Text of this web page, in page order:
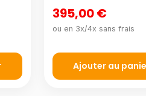
395,00 €
ou en 3x/4x sans frais
Ajouter au